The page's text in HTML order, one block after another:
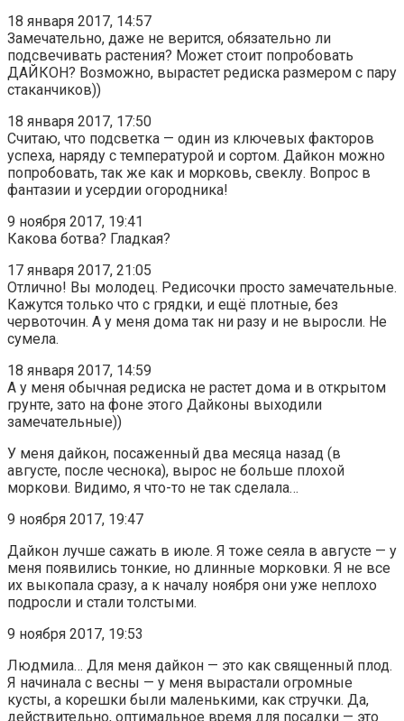
18 января 2017, 14:57
Замечательно, даже не верится, обязательно ли
подсвечивать растения? Может стоит попробовать
ДАЙКОН? Возможно, вырастет редиска размером с пару
стаканчиков))
18 января 2017, 17:50
Считаю, что подсветка — один из ключевых факторов
успеха, наряду с температурой и сортом. Дайкон можно
попробовать, так же как и морковь, свеклу. Вопрос в
фантазии и усердии огородника!
9 ноября 2017, 19:41
Какова ботва? Гладкая?
17 января 2017, 21:05
Отлично! Вы молодец. Редисочки просто замечательные.
Кажутся только что с грядки, и ещё плотные, без
червоточин. А у меня дома так ни разу и не выросли. Не
сумела.
18 января 2017, 14:59
А у меня обычная редиска не растет дома и в открытом
грунте, зато на фоне этого Дайконы выходили
замечательные))
У меня дайкон, посаженный два месяца назад (в
августе, после чеснока), вырос не больше плохой
моркови. Видимо, я что-то не так сделала…
9 ноября 2017, 19:47
Дайкон лучше сажать в июле. Я тоже сеяла в августе — у
меня появились тонкие, но длинные морковки. Я не все
их выкопала сразу, а к началу ноября они уже неплохо
подросли и стали толстыми.
9 ноября 2017, 19:53
Людмила… Для меня дайкон — это как священный плод.
Я начинала с весны — у меня вырастали огромные
кусты, а корешки были маленькими, как стручки. Да,
действительно, оптимальное время для посадки — это